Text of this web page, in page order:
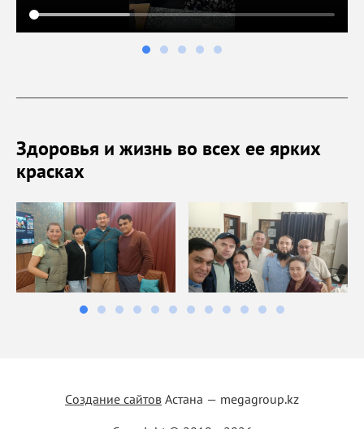
Здоровья и жизнь во всех ее ярких
красках
Создание сайтов Астана — megagroup.kz